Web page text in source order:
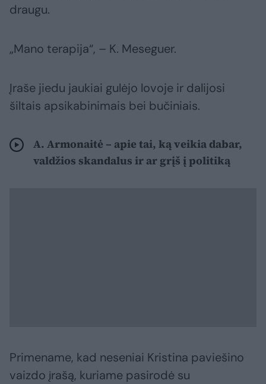
draugu.
„Mano terapija“, – K. Meseguer.
Įraše jiedu jaukiai gulėjo lovoje ir dalijosi
šiltais apsikabinimais bei bučiniais.
A. Armonaitė – apie tai, ką veikia dabar,
valdžios skandalus ir ar grįš į politiką
Primename, kad neseniai Kristina paviešino
vaizdo įrašą, kuriame pasirodė su